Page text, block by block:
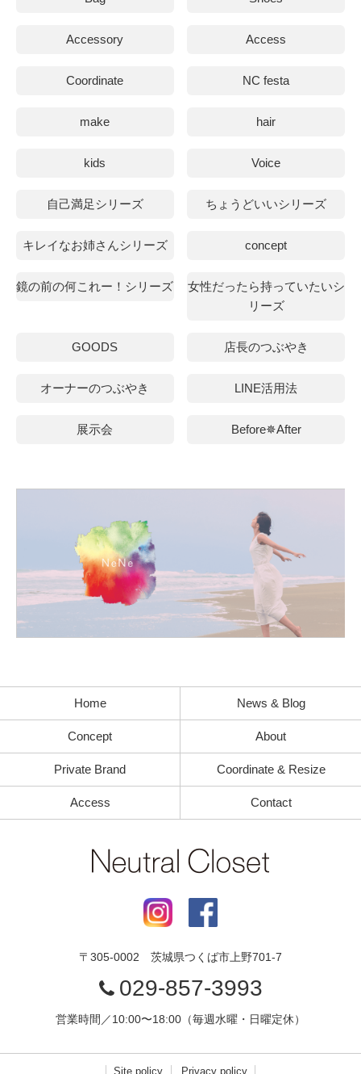
Accessory Access
Coordinate NC festa
make hair
kids Voice
自己満足シリーズ ちょうどいいシリーズ
キレイなお姉さんシリーズ concept
鏡の前の何これー！シリーズ
女性だったら持っていたいシ
リーズ
GOODS 店長のつぶやき
オーナーのつぶやき LINE活用法
展示会 Before✵After
Home News & Blog
Concept About
Private Brand Coordinate & Resize
Access Contact
〒 305-0002 茨城県つくば市上野701-7
029-857-3993
営業時間／10:00〜18:00（毎週水曜・日曜定休）
Site policy Privacy policy